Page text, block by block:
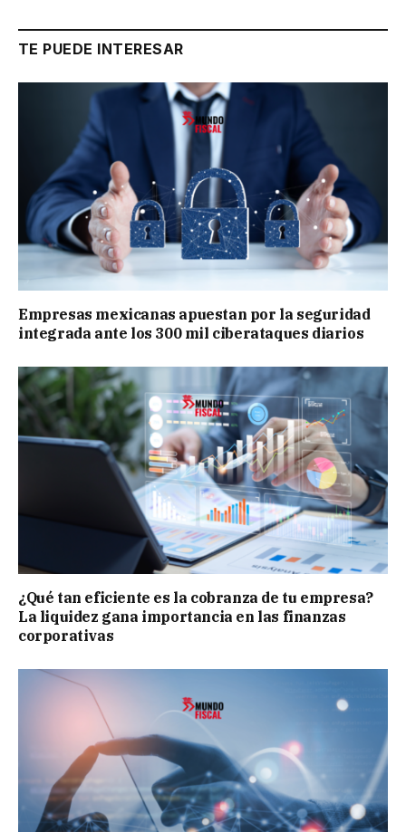
TE PUEDE INTERESAR
Empresas mexicanas apuestan por la seguridad
integrada ante los 300 mil ciberataques diarios
¿Qué tan eficiente es la cobranza de tu empresa?
La liquidez gana importancia en las finanzas
corporativas